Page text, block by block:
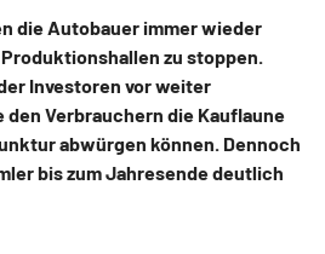
die Autobauer immer wieder
zu stoppen.
Investoren vor weiter
Verbrauchern die Kauflaune
abwürgen können. Dennoch
bis zum Jahresende deutlich